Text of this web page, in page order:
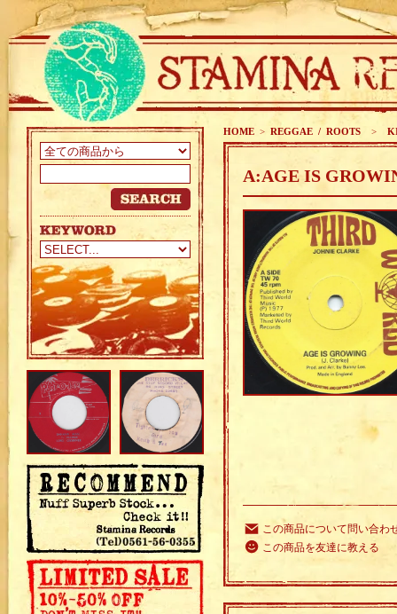
HOME > REGGAE / ROOTS >
A:AGE IS
この商品について問い合わ
この商品を友達に教える